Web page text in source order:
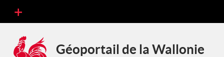
Géoportail de la Wallonie